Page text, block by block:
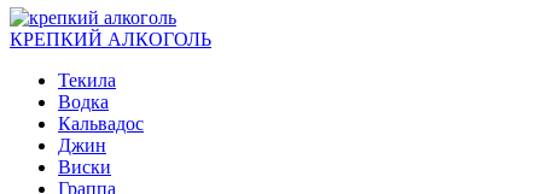
КРЕПКИЙ АЛКОГОЛЬ
Текила
Водка
Кальвадос
Джин
Виски
Граппа